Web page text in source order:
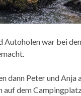
Autoholen war bei
dann Peter und Anja
auf dem